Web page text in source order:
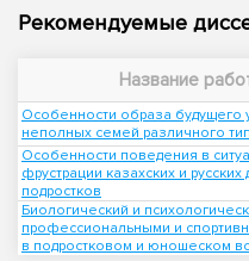
Рекомендуемые
Название
Особенности образа будущего
неполных семей различного
Особенности поведения в
фрустрации казахских и русских
подростков
Биологический и
профессиональными и
в подростковом и юношеском